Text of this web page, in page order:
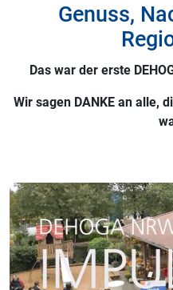
Genuss,
Das war der erste
Wir sagen DANKE an alle,